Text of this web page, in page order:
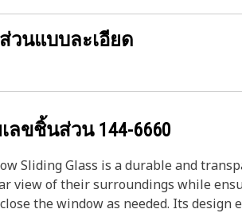
วนแบบละเอียด
ลขชิ้นส่วน 144-6660
Sliding Glass is a durable and
view of their surroundings while
the window as needed. Its